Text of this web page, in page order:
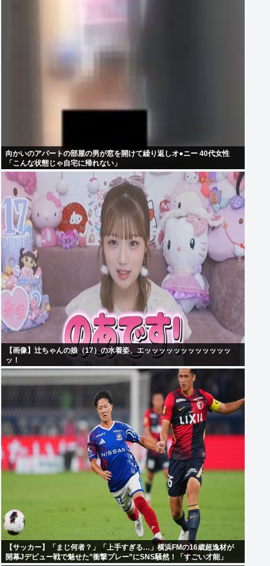
向かいのアパートの部屋の男が窓を開けて繰り返しオ●ニー 40代女性
「こんな状態じゃ自宅に帰れない」
【画像】辻ちゃんの娘（17）の水着姿、エッッッッッッッッッッッッ
ッ！
【サッカー】「まじ何者？」「上手すぎる…」横浜FMの16歳超逸材が
開幕Jデビュー戦で魅せた”衝撃プレー”にSNS騒然！「すごい才能」